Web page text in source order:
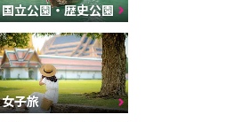
国立公園・歴史公園
女子旅